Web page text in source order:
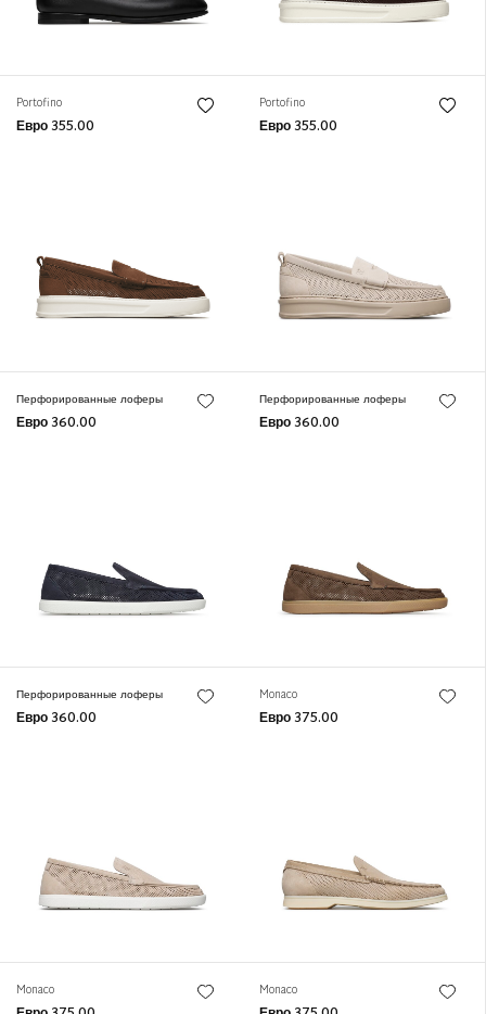
Portofino
Евро 355.00
Portofino
Евро 355.00
Перфорированные лоферы
Евро 360.00
Перфорированные лоферы
Евро 360.00
Перфорированные лоферы
Евро 360.00
Monaco
Евро 375.00
Monaco Monaco